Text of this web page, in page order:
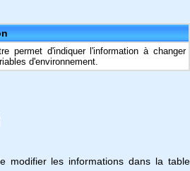
permet d'indiquer l'information à changer
d'environnement.
modifier les informations dans la table